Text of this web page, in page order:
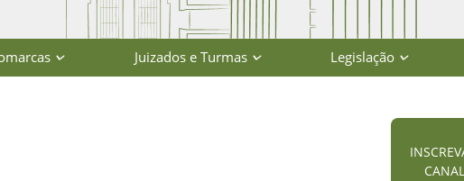
Juizados e Turmas Legislação
Catarina